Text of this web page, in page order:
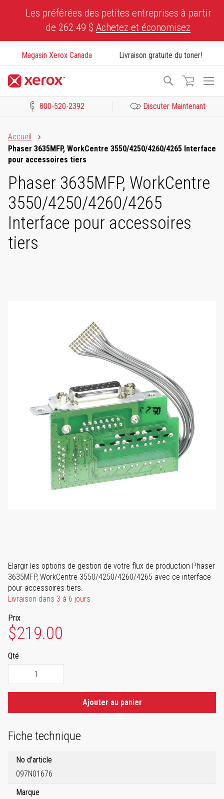
Les préférées des petites entreprises à partir
de 262.49 $ Achetez et économisez
Magasin Xerox Canada Livraison gratuite du toner!
Recherche
800-520-2392 Discuter Maintenant
Accueil
Phaser 3635MFP, WorkCentre 3550/4250/4260/4265 Interface
pour accessoires tiers
Phaser 3635MFP, WorkCentre
3550/4250/4260/4265
Interface pour accessoires
tiers
Elargir les options de gestion de votre flux de production Phaser
3635MFP, WorkCentre 3550/4250/4260/4265 avec ce interface
pour accessoires tiers.
Livraison dans 3 à 6 jours
Prix
$219.00
Qté
Ajouter au panier
Fiche technique
No d'article
097N01676
Marque